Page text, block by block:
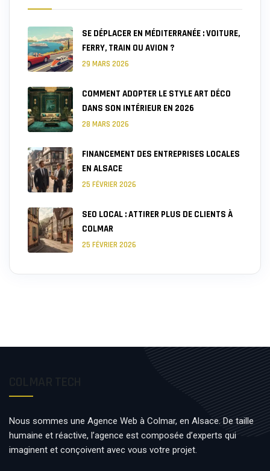
SE DÉPLACER EN MÉDITERRANÉE : VOITURE,
FERRY, TRAIN OU AVION ?
29 MARS 2026
COMMENT ADOPTER LE STYLE ART DÉCO
DANS SON INTÉRIEUR EN 2026
28 MARS 2026
FINANCEMENT DES ENTREPRISES LOCALES
EN ALSACE
25 FÉVRIER 2026
SEO LOCAL : ATTIRER PLUS DE CLIENTS À
COLMAR
25 FÉVRIER 2026
Nous sommes une Agence Web à Colmar, en Alsace. De taille
humaine et réactive, l’agence est composée d’experts qui
imaginent et conçoivent avec vous votre projet.